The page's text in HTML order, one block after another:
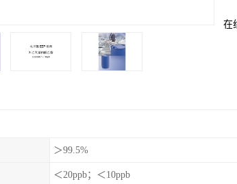
在
＞99.5%
＜20ppb；＜10ppb